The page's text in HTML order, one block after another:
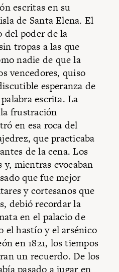
escritas en su
de Santa Elena. El
del poder de la
tropas a las que
nadie de que la
vencedores, quiso
esperanza de
escrita. La
frustración
en esa roca del
que practicaba
de la cena. Los
y, mientras evocaban
que fue mejor
y cortesanos que
debió recordar la
en el palacio de
el hastío y el arsénico
en 1821, los tiempos
un recuerdo. De los